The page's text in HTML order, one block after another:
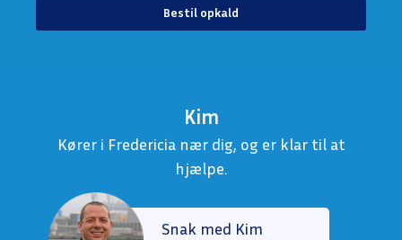
Bestil opkald
Kim
Kører i Fredericia nær dig, og er klar til at
hjælpe.
Snak med Kim